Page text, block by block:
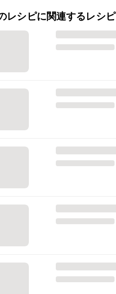
レシピに関連するレシピ